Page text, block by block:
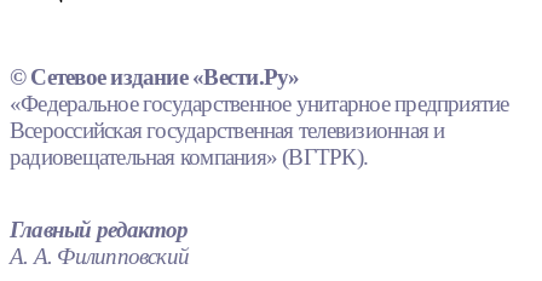
© Сетевое издание «Вести.Ру»
«Федеральное государственное унитарное предприятие
Всероссийская государственная телевизионная и
радиовещательная компания» (ВГТРК).
Главный редактор
А. А. Филипповский